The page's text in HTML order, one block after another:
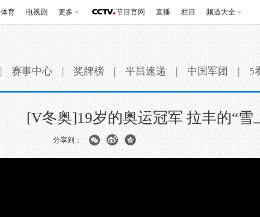
体育 电视剧 更多 节目官网 直播 栏目 频道大全
| 赛事中心 | 奖牌榜 | 平昌速递 | 中国军团 | 5
[V冬奥]19岁的奥运冠军 拉丰的“雪
分享到：